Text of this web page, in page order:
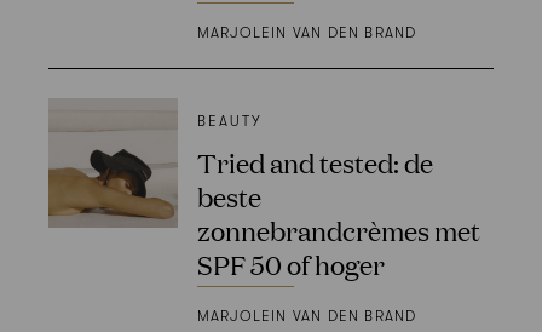
MARJOLEIN VAN DEN BRAND
BEAUTY
Tried and tested: de
beste
zonnebrandcrèmes met
SPF 50 of hoger
MARJOLEIN VAN DEN BRAND